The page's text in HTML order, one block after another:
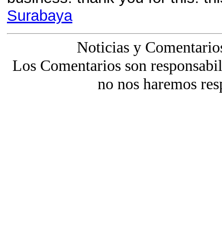
Surabaya
Noticias y
Los Comentarios son
no nos haremos